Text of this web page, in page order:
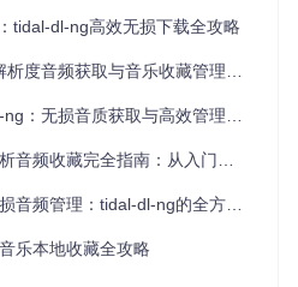
始设置🔧 启动工具后，会出现登
和密码进行登录。登录成功后，
些初始设置，比如默认下载音
支持下载最高品质的无损音频，
tidal-dl-ng高效无损下载全攻略
获取与音乐收藏管理的创新解决方案
：无损音质获取与高效管理指南
频收藏完全指南：从入门到精通
管理：tidal-dl-ng的全方位解决方案
乐本地收藏全攻略